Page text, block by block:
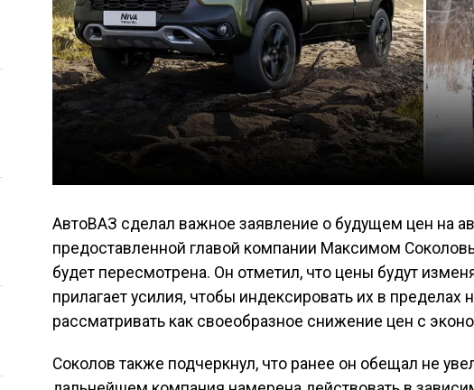
АвтоВАЗ сделал важное заявление о будущем цен на
предоставленной главой компании Максимом
будет пересмотрена. Он отметил, что цены будут
прилагает усилия, чтобы индексировать их в
рассматривать как своеобразное снижение цен с
Соколов также подчеркнул, что ранее он обещал не